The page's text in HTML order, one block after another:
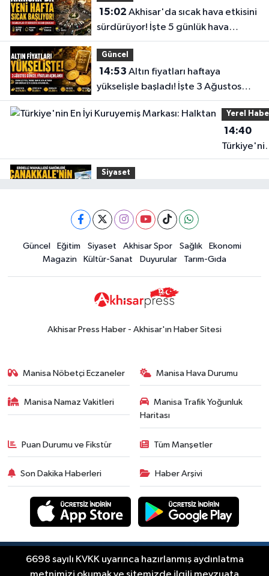
15:02
sürdürüyor! İşte 5 günlük hava
durumu
Güncel
14:53
yükselişle başladı! İşte 3 Ağustos
güncel fiyatlar
Yerel
14:40
En İyi
Siyaset
yaşadı
Yerel Haber
19:00Kadın ve Çocuk Giyimde Yeni
Dönem: Minik Terzi’den Anne-
Çocuk Stilini Tamamlayan
Koleksiyonlar
Güncel
18:57Akhisar'da Atatürk
Duyurular
ilgilendiriyor! Cuma günü elektrik
kesintisi uygulanacak
Alhatoğlu'ndan
Akhisargücü'ne sponsorluk desteği
devam ediyor
Ekonomi
14:54Manisalı iş insanlarından
Kazakistan atağı
Güncel Eğitim Siyaset Akhisar Spor Sağlık
Ekonomi
Magazin
Kültür-Sanat Duyurular Tarım-Gıda
Akhisar Press Haber - Akhisar'ın Haber Sitesi
Manisa Nöbetçi Eczaneler Manisa Hava Durumu
Manisa Namaz Vakitleri
Manisa Trafik Yoğunluk
Haritası
Puan Durumu ve Fikstür Tüm Manşetler
Son Dakika Haberleri Haber Arşivi
RSS
Copyright © Akhisar Press Haber 2012-2026 Her
hakkı saklıdır.
6698 sayılı KVKK uyarınca hazırlanmış aydınlatma